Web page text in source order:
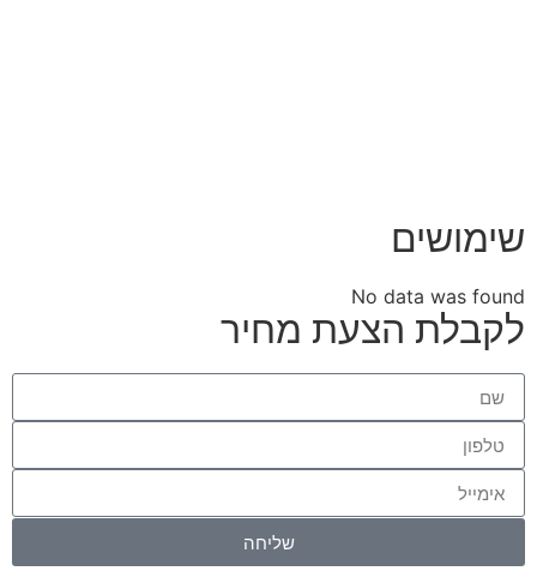
שימושים
No data was found
לקבלת הצעת מחיר
שליחה